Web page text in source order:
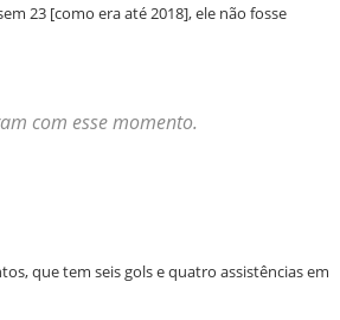
23 [como era até 2018], ele não fosse
com esse momento.
que tem seis gols e quatro assistências em